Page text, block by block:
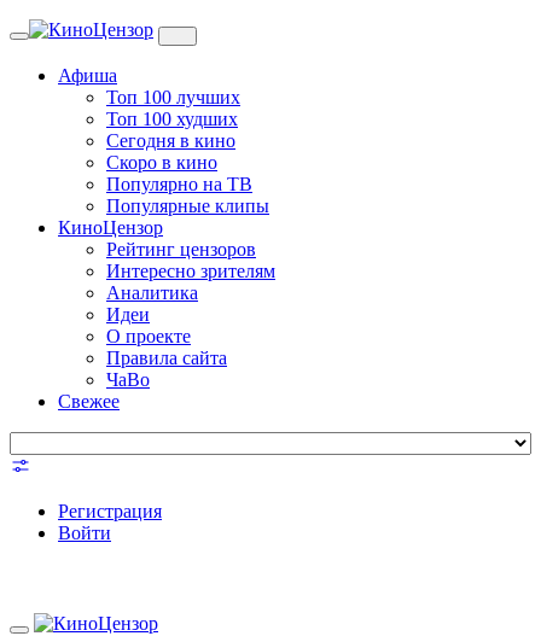
Toggle
Афиша
Топ 100 лучших
Топ 100 худших
Сегодня в кино
Скоро в кино
Популярно на ТВ
Популярные клипы
КиноЦензор
Рейтинг цензоров
Интересно зрителям
Аналитика
Идеи
О проекте
Правила сайта
ЧаВо
Свежее
Регистрация
Войти